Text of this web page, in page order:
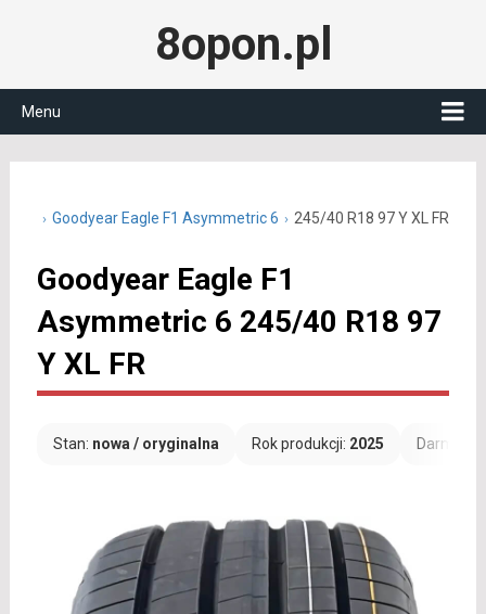
8opon.pl
Menu
Goodyear Eagle F1 Asymmetric 6 245/40 R18 97 Y XL FR
Goodyear Eagle F1
Asymmetric 6 245/40 R18 97
Y XL FR
Stan: nowa / oryginalna Rok produkcji: 2025